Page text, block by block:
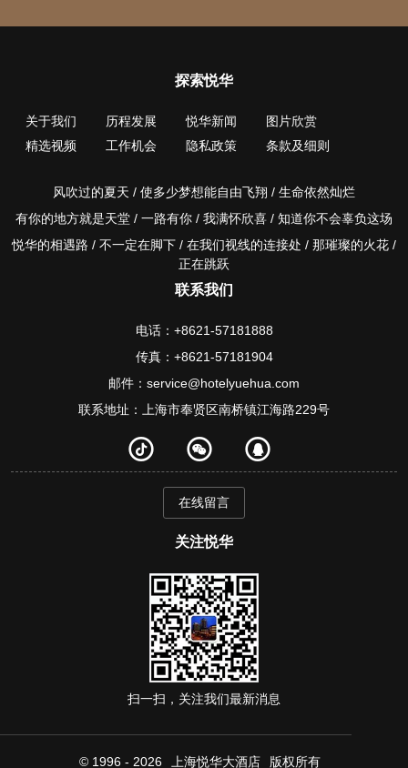
探索悦华
关于我们 历程发展 悦华新闻
图片欣赏
精选视频
工作机会 隐私政策 条款及细则
风吹过的夏天 / 使多少梦想能自由飞翔 / 生命依然灿烂
有你的地方就是天堂 / 一路有你 / 我满怀欣喜 / 知道你不会辜负这场
悦华的相遇路 / 不一定在脚下 / 在我们视线的连接处 / 那璀璨的火花 /
正在跳跃
联系我们
电话：+8621-57181888
传真：+8621-57181904
邮件：service@hotelyuehua.com
联系地址：上海市奉贤区南桥镇江海路229号
在线留言
关注悦华
扫一扫，关注我们最新消息
© 1996 - 2026 上海悦华大酒店 版权所有